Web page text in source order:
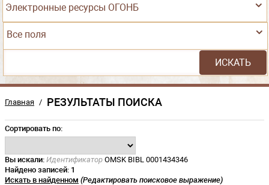
Электронные ресурсы ОГОНБ
Все поля
Главная / РЕЗУЛЬТАТЫ ПОИСКА
Сортировать по:
Вы искали: Идентификатор OMSK BIBL 0001434346
Найдено записей: 1
Искать в найденном (Редактировать поисковое выражение)